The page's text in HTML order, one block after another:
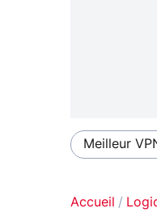
Meilleur
Accueil